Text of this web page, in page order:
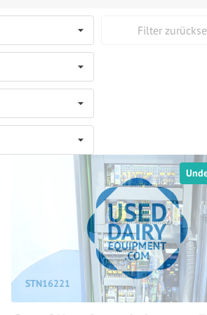
Filter
STN16221